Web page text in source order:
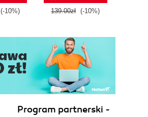
(-10%) 139.00zł (-10%)
Program partnerski -